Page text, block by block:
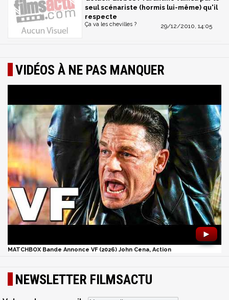
seul scénariste (hormis lui-même) qu'il
respecte
29/12/2010, 14:05
Ça va les chevilles ?
VIDÉOS À NE PAS MANQUER
►
MATCHBOX Bande Annonce VF (2026) John Cena, Action
NEWSLETTER FILMSACTU